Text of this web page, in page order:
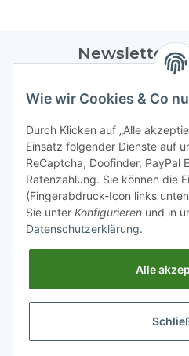
Newsletter
Bitte sendet mir entsprechend
regelmäßig Infos zu euren
Gesetzliche Informationen
Wie wir Cookies & Co
Durch Klicken auf „Alle
Einsatz folgender Dienste auf
ReCaptcha, Doofinder, PayPal
Ratenzahlung. Sie können die
(Fingerabdruck-Icon links
Sie unter Konfigurieren und in
Datenschutzerklärung.
Alle